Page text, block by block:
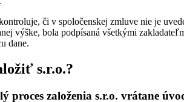
či v spoločenskej zmluve nie je
výške, bola podpísaná všetkými
dane.
s.r.o.?
proces založenia s.r.o. vrátane